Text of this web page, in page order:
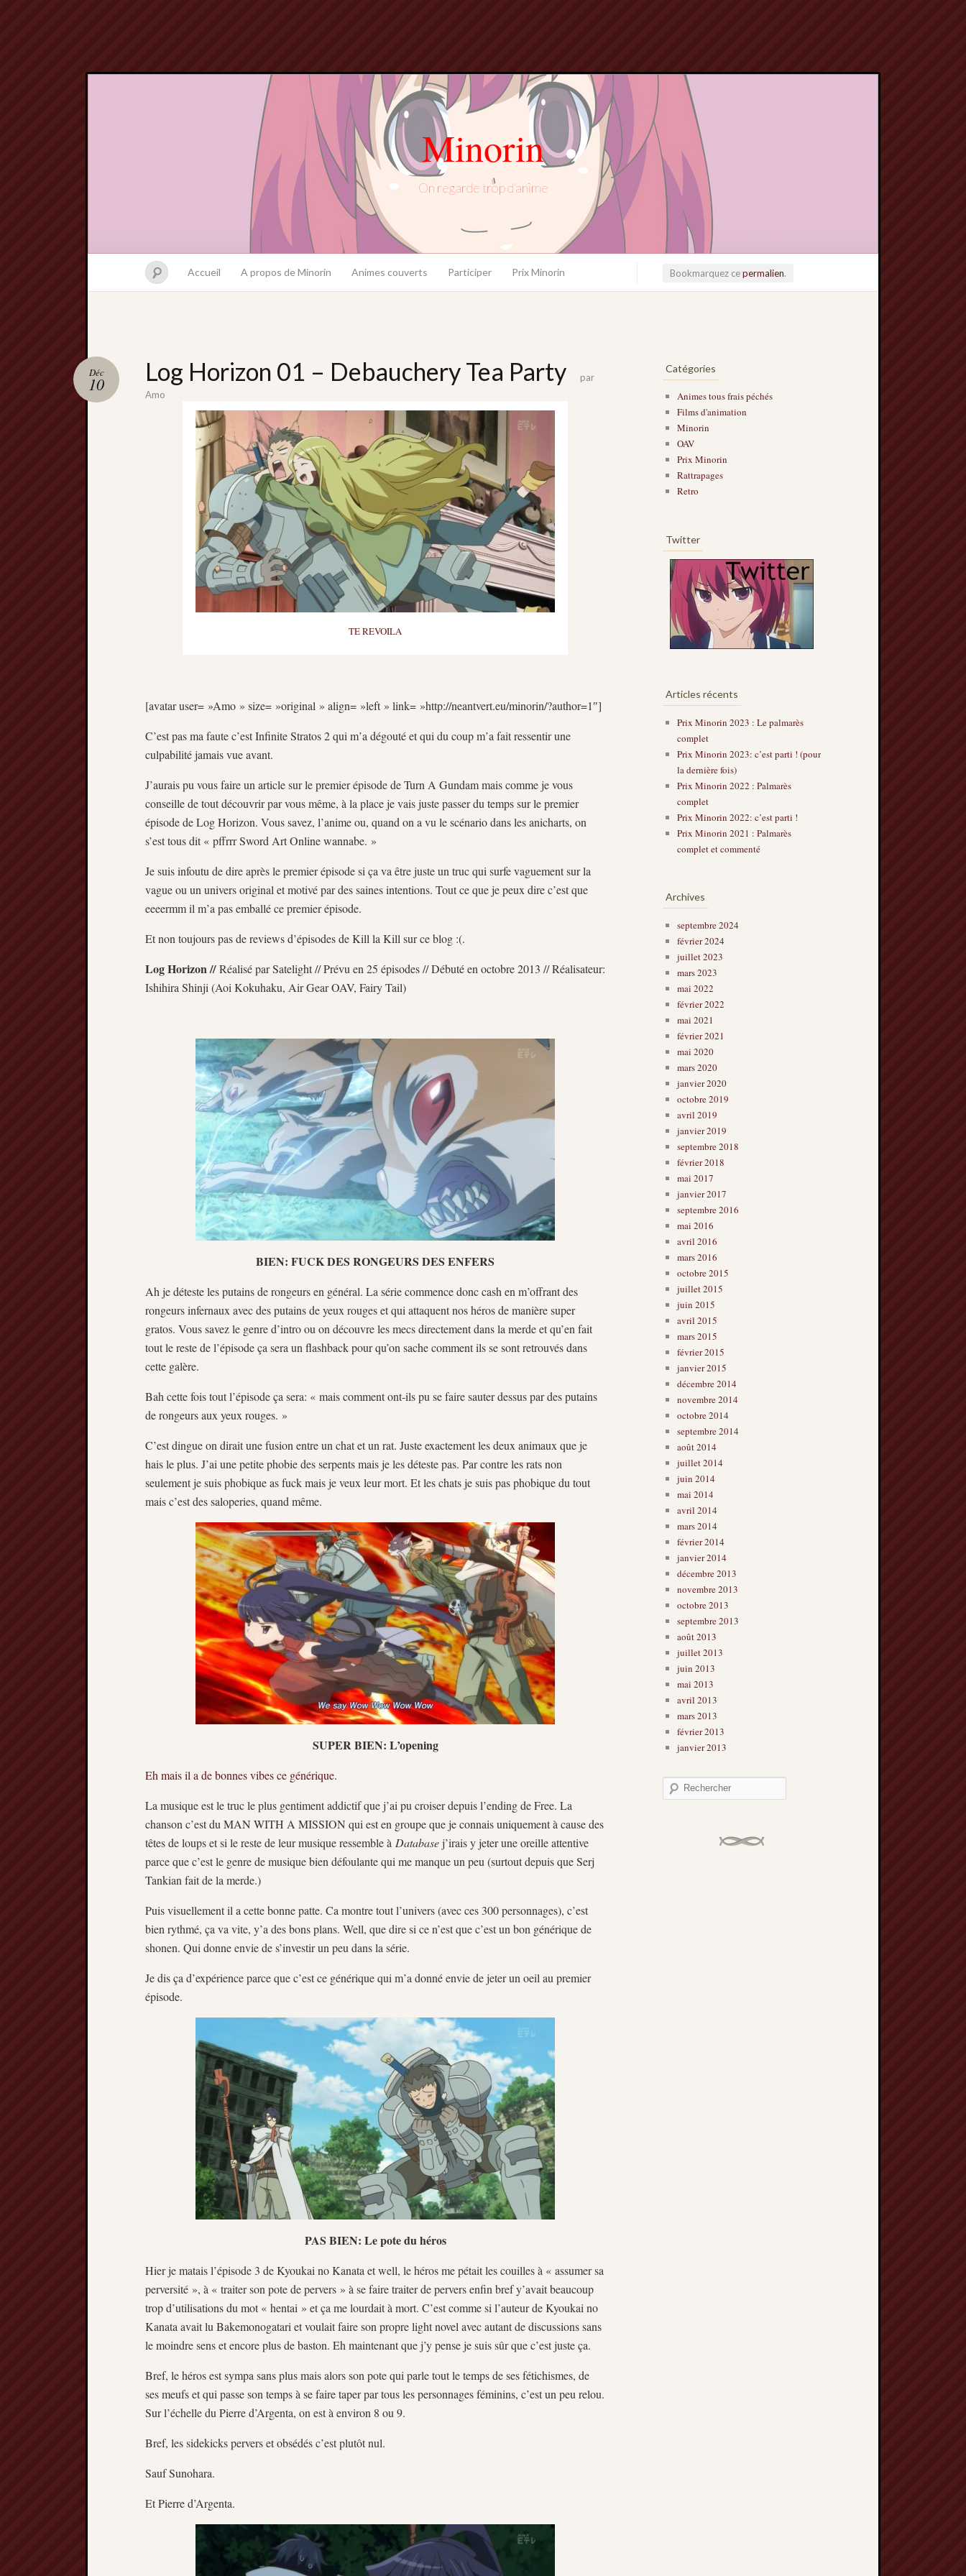
Minorin
On regarde trop d'anime
Accueil A propos de Minorin Animes couverts Participer Prix Minorin Bookmarquez cepermalien.
Log Horizon 01 – Debauchery Tea Party
Déc
10
par
Amo
TE REVOILA
[avatar user= »Amo » size= »original » align= »left » link= »http://neantvert.eu/minorin/?author=1″]
C’est pas ma faute c’est Infinite Stratos 2 qui m’a dégouté et qui du coup m’a fait ressentir une
culpabilité jamais vue avant.
J’aurais pu vous faire un article sur le premier épisode de Turn A Gundam mais comme je vous
conseille de tout découvrir par vous même, à la place je vais juste passer du temps sur le premier
épisode de Log Horizon. Vous savez, l’anime ou, quand on a vu le scénario dans les anicharts, on
s’est tous dit « pffrrr Sword Art Online wannabe. »
Je suis infoutu de dire après le premier épisode si ça va être juste un truc qui surfe vaguement sur la
vague ou un univers original et motivé par des saines intentions. Tout ce que je peux dire c’est que
eeeermm il m’a pas emballé ce premier épisode.
Et non toujours pas de reviews d’épisodes de Kill la Kill sur ce blog :(.
Log Horizon //Réalisé par Satelight // Prévu en 25 épisodes // Débuté en octobre 2013 // Réalisateur:
Ishihira Shinji (Aoi Kokuhaku, Air Gear OAV, Fairy Tail)
BIEN: FUCK DES RONGEURS DES ENFERS
Ah je déteste les putains de rongeurs en général. La série commence donc cash en m’offrant des
rongeurs infernaux avec des putains de yeux rouges et qui attaquent nos héros de manière super
gratos. Vous savez le genre d’intro ou on découvre les mecs directement dans la merde et qu’en fait
tout le reste de l’épisode ça sera un flashback pour qu’on sache comment ils se sont retrouvés dans
cette galère.
Bah cette fois tout l’épisode ça sera: « mais comment ont-ils pu se faire sauter dessus par des putains
de rongeurs aux yeux rouges. »
C’est dingue on dirait une fusion entre un chat et un rat. Juste exactement les deux animaux que je
hais le plus. J’ai une petite phobie des serpents mais je les déteste pas. Par contre les rats non
seulement je suis phobique as fuck mais je veux leur mort. Et les chats je suis pas phobique du tout
mais c’est des saloperies, quand même.
SUPER BIEN: L’opening
Eh mais il a de bonnes vibes ce générique.
La musique est le truc le plus gentiment addictif que j’ai pu croiser depuis l’ending de Free. La
chanson c’est du MAN WITH A MISSION qui est en groupe que je connais uniquement à cause des
têtes de loups et si le reste de leur musique ressemble à Database j’irais y jeter une oreille attentive
parce que c’est le genre de musique bien défoulante qui me manque un peu (surtout depuis que Serj
Tankian fait de la merde.)
Puis visuellement il a cette bonne patte. Ca montre tout l’univers (avec ces 300 personnages), c’est
bien rythmé, ça va vite, y’a des bons plans. Well, que dire si ce n’est que c’est un bon générique de
shonen. Qui donne envie de s’investir un peu dans la série.
Je dis ça d’expérience parce que c’est ce générique qui m’a donné envie de jeter un oeil au premier
épisode.
PAS BIEN: Le pote du héros
Hier je matais l’épisode 3 de Kyoukai no Kanata et well, le héros me pétait les couilles à « assumer sa
perversité », à « traiter son pote de pervers » à se faire traiter de pervers enfin bref y’avait beaucoup
trop d’utilisations du mot « hentai » et ça me lourdait à mort. C’est comme si l’auteur de Kyoukai no
Kanata avait lu Bakemonogatari et voulait faire son propre light novel avec autant de discussions sans
le moindre sens et encore plus de baston. Eh maintenant que j’y pense je suis sûr que c’est juste ça.
Bref, le héros est sympa sans plus mais alors son pote qui parle tout le temps de ses fétichismes, de
ses meufs et qui passe son temps à se faire taper par tous les personnages féminins, c’est un peu relou.
Sur l’échelle du Pierre d’Argenta, on est à environ 8 ou 9.
Bref, les sidekicks pervers et obsédés c’est plutôt nul.
Sauf Sunohara.
Et Pierre d’Argenta.
Catégories
Animes tous frais péchés
Films d'animation
Minorin
OAV
Prix Minorin
Rattrapages
Retro
Twitter
Articles récents
Prix Minorin 2023 : Le palmarès
complet
Prix Minorin 2023: c’est parti ! (pour
la dernière fois)
Prix Minorin 2022 : Palmarès
complet
Prix Minorin 2022: c’est parti !
Prix Minorin 2021 : Palmarès
complet et commenté
Archives
septembre 2024
février 2024
juillet 2023
mars 2023
mai 2022
février 2022
mai 2021
février 2021
mai 2020
mars 2020
janvier 2020
octobre 2019
avril 2019
janvier 2019
septembre 2018
février 2018
mai 2017
janvier 2017
septembre 2016
mai 2016
avril 2016
mars 2016
octobre 2015
juillet 2015
juin 2015
avril 2015
mars 2015
février 2015
janvier 2015
décembre 2014
novembre 2014
octobre 2014
septembre 2014
août 2014
juillet 2014
juin 2014
mai 2014
avril 2014
mars 2014
février 2014
janvier 2014
décembre 2013
novembre 2013
octobre 2013
septembre 2013
août 2013
juillet 2013
juin 2013
mai 2013
avril 2013
mars 2013
février 2013
janvier 2013